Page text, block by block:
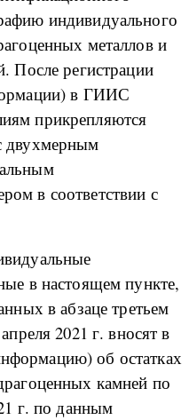
индивидуального
металлов и
После регистрации
в ГИИС
прикрепляются
двухмерным
в соответствии с
в настоящем пункте,
в абзаце третьем
2021 г. вносят в
об остатках
камней по
г. по данным